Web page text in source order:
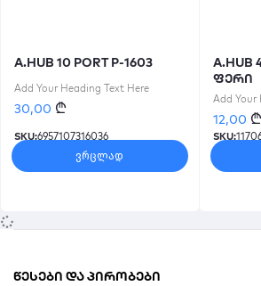
A.HUB 10 PORT P-1603
Add Your Heading Text Here
30,00 ₾
SKU:6957107316036
ვრცლად
A.HUB
ფერი
Add Your
12,00 ₾
SKU:
წესები და პირობები